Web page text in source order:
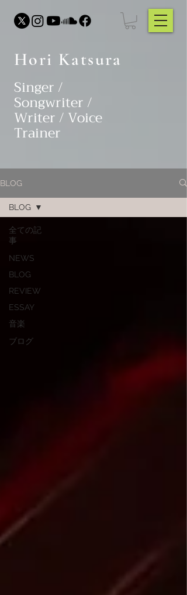
Hori Katsura
Singer /
Songwriter /
Writer / Voice
Trainer
BLOG
全ての記
事
NEWS
BLOG
REVIEW
ESSAY
音楽
ブログ
BLOG